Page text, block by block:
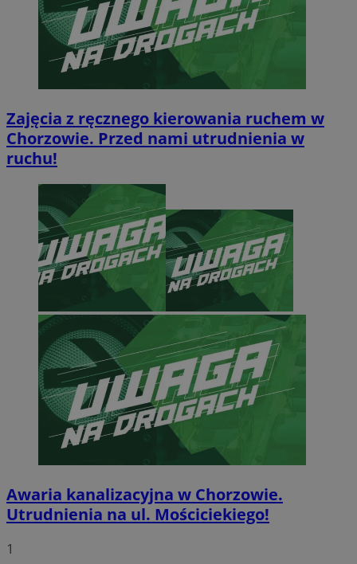
Zajęcia z ręcznego kierowania ruchem w
Chorzowie. Przed nami utrudnienia w
ruchu!
Awaria kanalizacyjna w Chorzowie.
Utrudnienia na ul. Mościciekiego!
1